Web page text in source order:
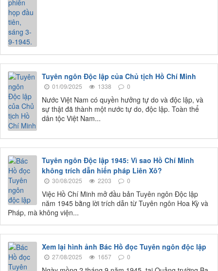
Tuyên ngôn Độc lập của Chủ tịch Hồ Chí Minh
01/09/2025 1338 0
Nước Việt Nam có quyền hưởng tự do và độc lập, và
sự thật đã thành một nước tự do, độc lập. Toàn thể
dân tộc Việt Nam...
Tuyên ngôn Độc lập 1945: Vì sao Hồ Chí Minh
không trích dẫn hiến pháp Liên Xô?
30/08/2025 2203 0
Việc Hồ Chí Minh mở đầu bản Tuyên ngôn Độc lập
năm 1945 bằng lời trích dẫn từ Tuyên ngôn Hoa Kỳ và
Pháp, mà không viện...
Xem lại hình ảnh Bác Hồ đọc Tuyên ngôn độc lập
27/08/2025 1657 0